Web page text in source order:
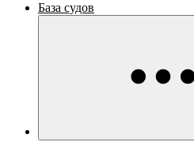
База судов